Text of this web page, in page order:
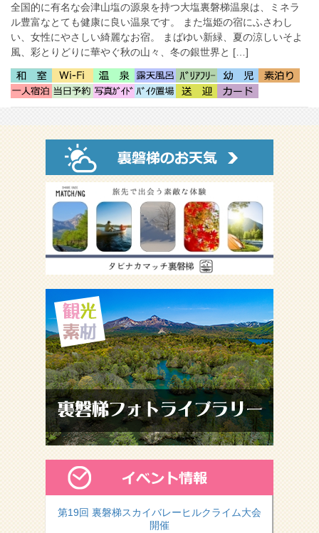
全国的に有名な会津山塩の源泉を持つ大塩裏磐梯温泉は、ミネラ
ル豊富なとても健康に良い温泉です。 また塩姫の宿にふさわし
い、女性にやさしい綺麗なお宿。 まばゆい新緑、夏の涼しいそよ
風、彩とりどりに華やぐ秋の山々、冬の銀世界と […]
第19回 裏磐梯スカイバレーヒルクライム大会
開催